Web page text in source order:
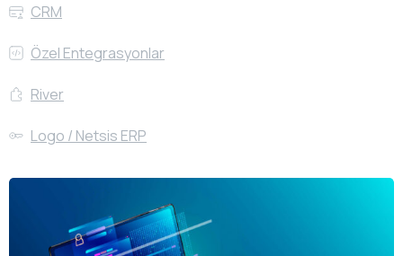
CRM
Özel Entegrasyonlar
River
Logo / Netsis ERP